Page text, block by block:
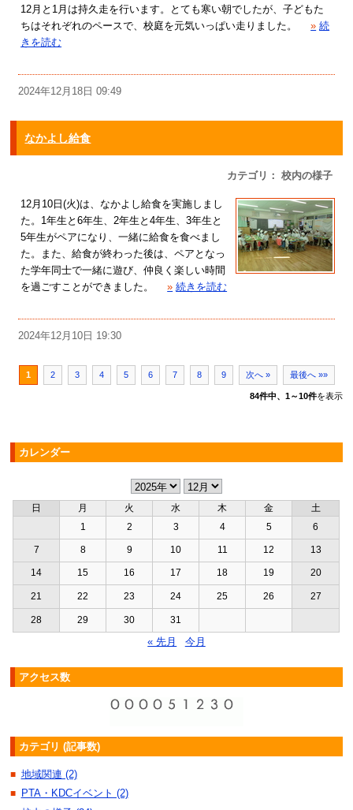
12月と1月は持久走を行います。とても寒い朝でしたが、子どもた
ちはそれぞれのペースで、校庭を元気いっぱい走りました。
» 続
きを読む
2024年12月18日 09:49
なかよし給食
カテゴリ： 校内の様子
12月10日(火)は、なかよし給食を実施しまし
た。1年生と6年生、2年生と4年生、3年生と
5年生がペアになり、一緒に給食を食べまし
た。また、給食が終わった後は、ペアとなっ
た学年同士で一緒に遊び、仲良く楽しい時間
を過ごすことができました。
» 続きを読む
2024年12月10日 19:30
1 2 3 4 5 6 7 8 9 次へ » 最後へ »»
84件中、1～10件を表示
カレンダー
日 月 火 水 木 金
土
1
2 3 4 5 6
7 8 9 10 11 12 13
14 15 16 17 18 19 20
21 22 23 24 25 26 27
28 29 30 31
« 先月 今月
アクセス数
カテゴリ (記事数)
■ 地域関連 (2)
■ PTA・KDCイベント (2)